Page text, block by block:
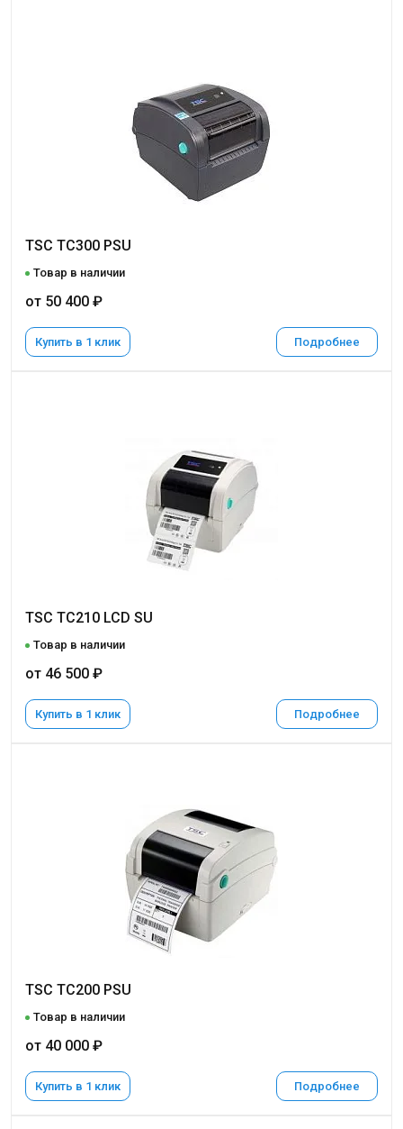
TSC TC300 PSU
Товар в наличии
от 50 400 ₽
Купить в 1 клик Подробнее
TSC TC210 LCD SU
Товар в наличии
от 46 500 ₽
Купить в 1 клик Подробнее
TSC TC200 PSU
Товар в наличии
от 40 000 ₽
Купить в 1 клик Подробнее